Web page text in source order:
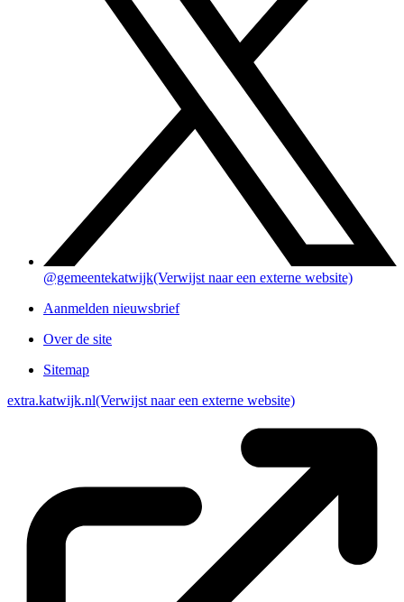
@gemeentekatwijk(Verwijst naar een externe website)
Aanmelden nieuwsbrief
Over de site
Sitemap
extra.katwijk.nl(Verwijst naar een externe website)